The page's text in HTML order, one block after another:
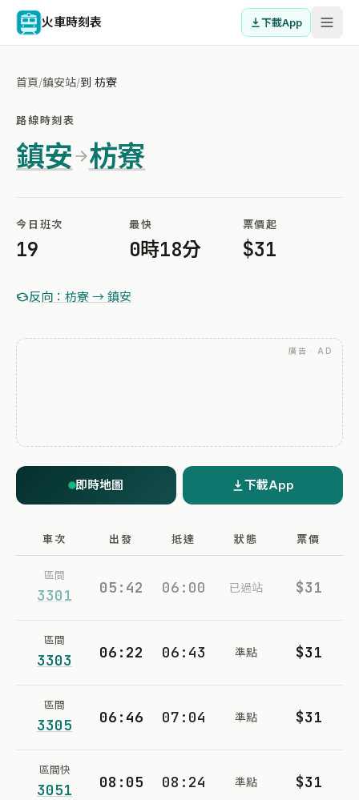
火車時刻表 下載App
首頁/鎮安站/到 枋寮
路線時刻表
鎮安 枋寮
今日班次
19
最快
0時18分
票價起
$31
反向：枋寮 → 鎮安
廣告 · AD
即時地圖 下載App
車次 出發 抵達 狀態 票價
區間
3301 05:42 06:00 已過站 $31
區間
3303 06:22 06:43 準點 $31
區間
3305 06:46 07:04 準點 $31
區間快
3051 08:05 08:24 準點 $31